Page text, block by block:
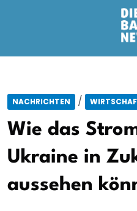
NACHRICHTEN /
Wie das
Ukraine in
aussehen